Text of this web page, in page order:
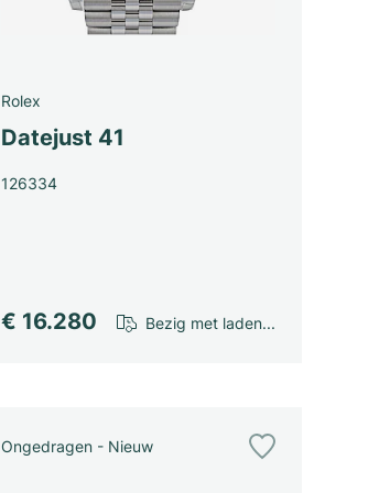
Rolex
Datejust 41
126334
€ 16.280 Bezig met laden...
Ongedragen - Nieuw